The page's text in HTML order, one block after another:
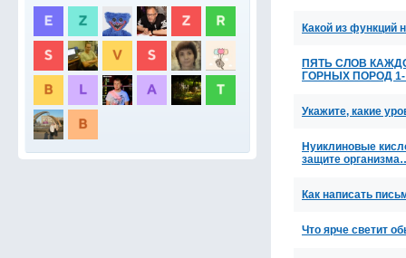
Какой из функций
ПЯТЬ СЛОВ
ГОРНЫХ ПОРОД
Укажите, какие
Нуиклиновые
защите
Как написать
Что ярче светит